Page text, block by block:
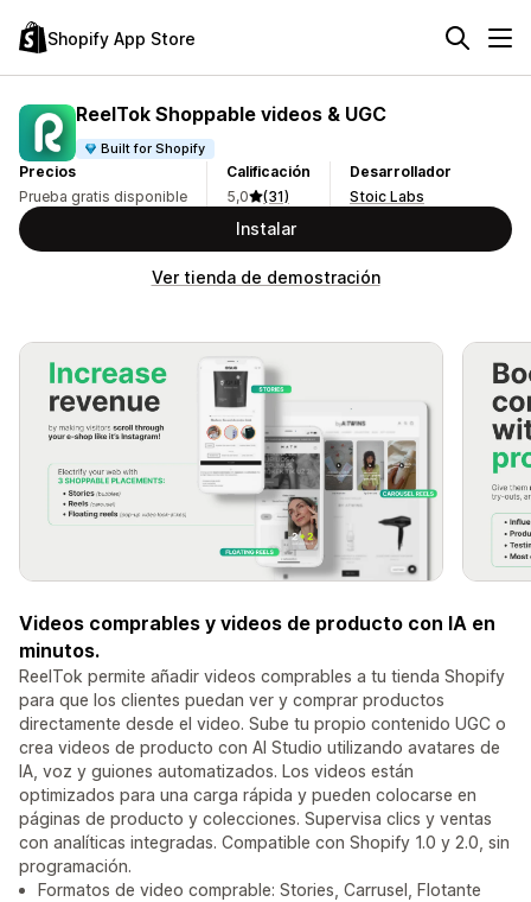
Shopify App Store
ReelTok Shoppable videos & UGC
Built for Shopify
Precios
Prueba gratis disponible
Calificación
5,0
(31)
Desarrollador
Stoic Labs
Instalar
Ver tienda de demostración
Videos comprables y videos de producto con IA en
minutos.
ReelTok permite añadir videos comprables a tu tienda Shopify
para que los clientes puedan ver y comprar productos
directamente desde el video. Sube tu propio contenido UGC o
crea videos de producto con AI Studio utilizando avatares de
IA, voz y guiones automatizados. Los videos están
optimizados para una carga rápida y pueden colocarse en
páginas de producto y colecciones. Supervisa clics y ventas
con analíticas integradas. Compatible con Shopify 1.0 y 2.0, sin
programación.
Formatos de video comprable: Stories, Carrusel, Flotante